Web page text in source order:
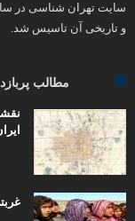
و تاریخی آن تاسیس شد.
مطالب